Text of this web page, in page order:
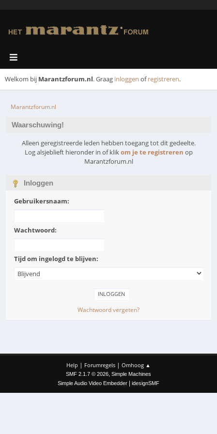
Welkom bij Marantzforum.nl. Graag inloggen ofregistreren.
Marantzforum.nl
Waarschuwing!
Alleen geregistreerde leden hebben toegang tot dit gedeelte.
Log alsjeblieft hieronder in of klikom je te registreren op
Marantzforum.nl
Inloggen
Gebruikersnaam:
Wachtwoord:
Tijd om ingelogd te blijven:
Wachtwoord vergeten?
Help | Forumregels | Omhoog ▲
SMF 2.1.7 © 2026, Simple Machines
Simple Audio Video Embedder
idesignSMF